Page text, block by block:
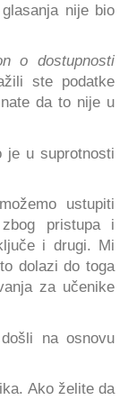
nije bio
o dostupnosti
ste podatke
da to nije u
je u suprotnosti
ustupiti
pristupa i
i drugi. Mi
dolazi do toga
za učenike
na osnovu
Ako želite da